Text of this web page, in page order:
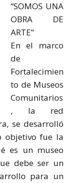
“SOMOS UNA
OBRA DE
ARTE”
En el marco
de
Fortalecimien
to de Museos
Comunitarios
, la red
se desarrolló
objetivo fue la
es un museo
debe ser un
para un